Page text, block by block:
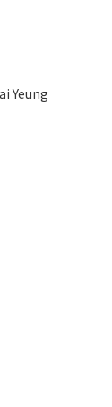
Yeung